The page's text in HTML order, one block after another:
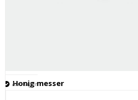
Honig messer
Auf Lager